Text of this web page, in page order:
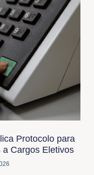
Protocolo para
Cargos Eletivos